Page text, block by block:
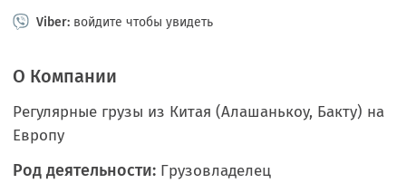
Viber: войдите чтобы увидеть
О Компании
Регулярные грузы из Китая (Алашанькоу, Бакту) на
Европу
Род деятельности: Грузовладелец